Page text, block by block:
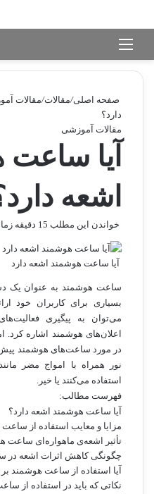
منو
صفحه اصلی/مقالات/مقالات
دارد؟
مقالات آموزشی
آیا
اشعه
خواندن این مطلب 15 دقیقه زمان میبرد
آیا ساعت هوشمند اشعه دارد
ساعت هوشمند به عنوان یک
بسیاری برای کاربران خود
می‌توان به پیگیری
اعلان‌های هوشمند اشاره کرد.
در مورد ساعت‌های هوشمند پیش
نور همراه با امواج مضر
استفاده می‌کنند یا خیر.
فهرست مطالب:
آیا ساعت هوشمند اشعه دارد؟
مزایا و معایب استفاده از
تأثیر اشعه‌ی ماهواره‌ای ساعت
چگونگی کاهش اثرات اشعه در
آیا استفاده از ساعت هوشمند
نکاتی که باید در استفاده از